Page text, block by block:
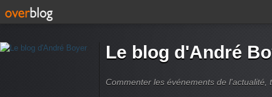
Le blog d'André
Commenter les événements de